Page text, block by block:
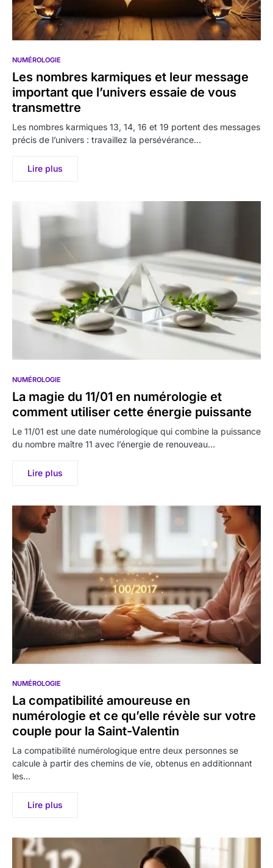
NUMÉROLOGIE
Les nombres karmiques et leur message
important que l’univers essaie de vous
transmettre
Les nombres karmiques 13, 14, 16 et 19 portent des messages
précis de l’univers : travaillez la persévérance…
Lire plus
NUMÉROLOGIE
La magie du 11/01 en numérologie et
comment utiliser cette énergie puissante
Le 11/01 est une date numérologique qui combine la puissance
du nombre maître 11 avec l’énergie de renouveau…
Lire plus
NUMÉROLOGIE
La compatibilité amoureuse en
numérologie et ce qu’elle révèle sur votre
couple pour la Saint-Valentin
La compatibilité numérologique entre deux personnes se
calcule à partir des chemins de vie, obtenus en additionnant
les…
Lire plus